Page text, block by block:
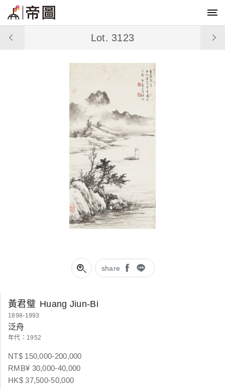
share
Lot. 3123
黃君璧 Huang Jiun-Bi
1898-1993
泛舟
年代：1952
NT$ 150,000-200,000
RMB¥ 30,000-40,000
HK$ 37,500-50,000